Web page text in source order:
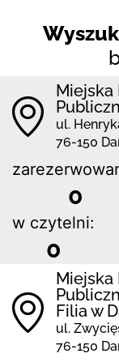
Miejska
ul.
76-150
0
w czytelni:
0
Filia w
ul.
76-150